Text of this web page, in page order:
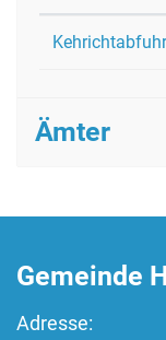
Kehrichtabfuhr
Ämter
Gemeinde
Adresse: